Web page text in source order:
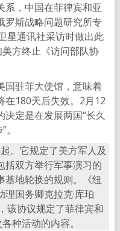
系，中国在菲律宾和亚
罗斯战略问题研究所专
星通讯社采访时做出此
方终止《访问部队协
国驻菲大使馆，意味着
在180天后失效。2月12
定是在发展两国“长久
。它规定了美方军人及
括双方举行军事演习的
地轮换的规则。《纽
国务卿克拉克·库珀
该协议规定了菲律宾和
种活动的内容。